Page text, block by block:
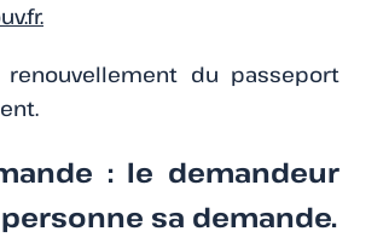
du passeport
: le demandeur
sa demande.